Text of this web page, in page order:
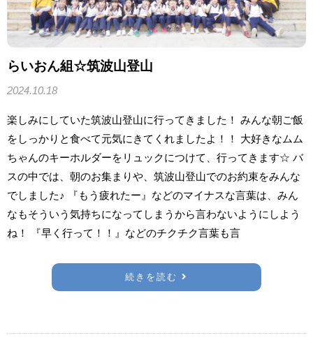
らいおん組☆筑波山登山
2024.10.18
楽しみにしていた筑波山登山に行ってきました！ みんな朝ご飯
をしっかりと食べて元気にきてくれましたよ！！ 大好きなムム
ちゃんのキーホルダーをリュックにつけて、行ってきます☆ バ
スの中では、朝のお集まりや、筑波山登山でのお約束をみんな
でしました♪ 『もう疲れたー』などのマイナスな言葉は、みん
なもそういう気持ちになってしまうから言わないようにしよう
ね！ 『早く行って！！』などのチクチク言葉も言
続きを読む